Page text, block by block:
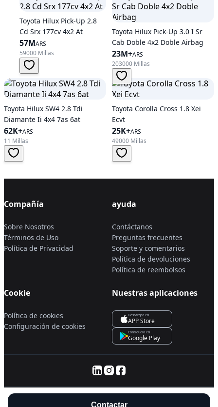
Contactar
Toyota Hilux Pick-Up 2.8
Cd Srx 177cv 4x2 At
57MARS
59000 Millas
Toyota Hilux Pick-Up 3.0 I Sr
Cab Doble 4x2 Doble Airbag
23M+ARS
203000 Millas
Toyota Hilux SW4 2.8 Tdi
Diamante Ii 4x4 7as 6at
62K+ARS
11 Millas
Toyota Corolla Cross 1.8 Xei
Ecvt
25K+ARS
49000 Millas
Compañía
Sobre Nosotros
Términos de Uso
Política de Privacidad
ayuda
Contáctanos
Preguntas frecuentes
Soporte y comentarios
Política de devoluciones
Política de reembolsos
Cookie
Política de cookies
Configuración de cookies
Nuestras aplicaciones
Descargar en
APP Store
Consíguelo en
Google Play